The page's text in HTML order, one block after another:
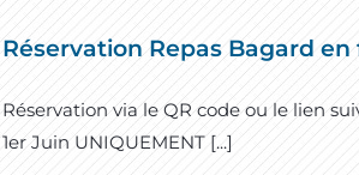
Réservation Repas Bagard en
Réservation via le QR code ou le lien
1er Juin UNIQUEMENT [...]